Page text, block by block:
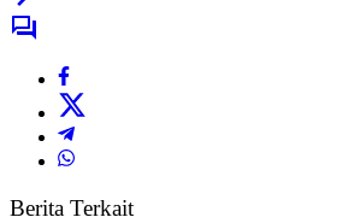
Berita Terkait